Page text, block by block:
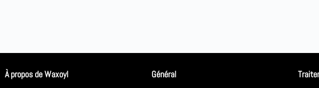
À propos de Waxoyl Général